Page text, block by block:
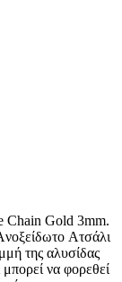
Chain Gold 3mm.
Aτσάλι
της αλυσίδας
να φορεθεί